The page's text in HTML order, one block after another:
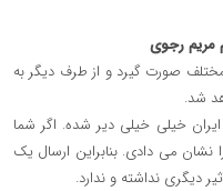
مریم رجوی
صورت گیرد و از طرف دیگر به
شد.
خیلی خیلی دیر شده. اگر شما
نشان می دادی. بنابراین ارسال یک
دیگری نداشته و ندارد.